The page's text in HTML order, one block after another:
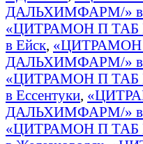
ДАЛЬХИМФАРМ/» в
«ЦИТРАМОН П
в Ейск,
ДАЛЬХИМФАРМ/» в
«ЦИТРАМОН П
в Ессентуки,
ДАЛЬХИМФАРМ/» в
«ЦИТРАМОН П